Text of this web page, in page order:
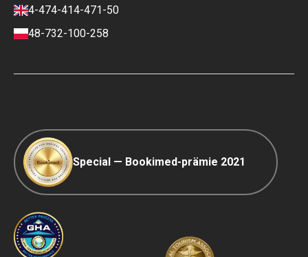
Kontakte
Zahlungs- und
Anzahlungsbedingungen
4-474-414-471-50
48-732-100-258
Special — Bookimed-prämie 2021